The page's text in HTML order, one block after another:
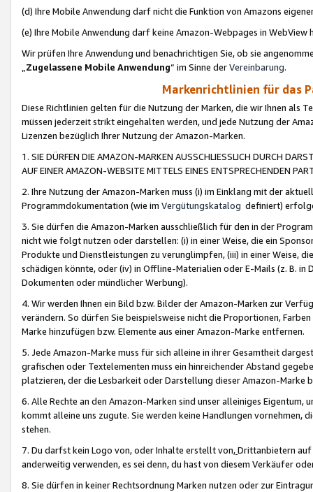
(d) Ihre Mobile Anwendung darf nicht die Funktion von Amazons
(e) Ihre Mobile Anwendung darf keine Amazon-Webpages in WebView
Wir prüfen Ihre Anwendung und benachrichtigen Sie, ob sie
„Zugelassene Mobile Anwendung“ im Sinne derVereinbarung.
Markenrichtlinien für das
Diese Richtlinien gelten für die Nutzung der Marken, die wir Ihnen als
müssen jederzeit strikt eingehalten werden, und jede Nutzung der
Lizenzen bezüglich Ihrer Nutzung der Amazon-Marken.
1. SIE DÜRFEN DIE AMAZON-MARKEN AUSSCHLIESSLICH DURCH
AUF EINER AMAZON-WEBSITE MITTELS EINES ENTSPRECHENDEN
2. Ihre Nutzung der Amazon-Marken muss (i) im Einklang mit der
Programmdokumentation (wie im Vergütungskatalog definiert)
3. Sie dürfen die Amazon-Marken ausschließlich für den in der
nicht wie folgt nutzen oder darstellen: (i) in einer Weise, die ein
Produkte und Dienstleistungen zu verunglimpfen, (iii) in einer Weise,
schädigen könnte, oder (iv) in Offline-Materialien oder E-Mails (z. B. in
Dokumenten oder mündlicher Werbung).
4. Wir werden Ihnen ein Bild bzw. Bilder der Amazon-Marken zur
verändern. So dürfen Sie beispielsweise nicht die Proportionen,
Marke hinzufügen bzw. Elemente aus einer Amazon-Marke entfernen.
5. Jede Amazon-Marke muss für sich alleine in ihrer Gesamtheit
grafischen oder Textelementen muss ein hinreichender Abstand
platzieren, der die Lesbarkeit oder Darstellung dieser Amazon-Marke
6. Alle Rechte an den Amazon-Marken sind unser alleiniges
kommt alleine uns zugute. Sie werden keine Handlungen vornehmen,
stehen.
7. Du darfst kein Logo von, oder Inhalte erstellt von,Drittanbietern auf
anderweitig verwenden, es sei denn, du hast von diesem Verkäufer
8. Sie dürfen in keiner Rechtsordnung Marken nutzen oder zur